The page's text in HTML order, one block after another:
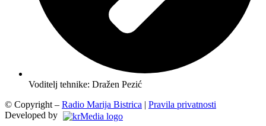
Voditelj tehnike: Dražen Pezić
© Copyright – Radio Marija Bistrica | Pravila privatnosti
Developed by